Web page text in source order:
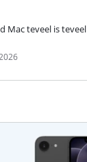
Mac teveel is teveel